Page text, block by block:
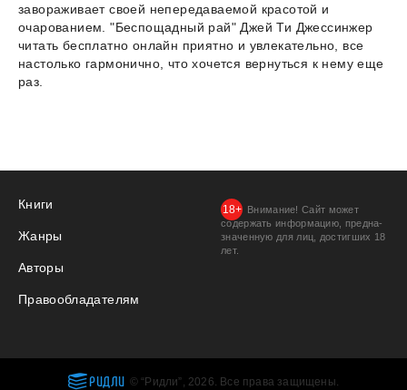
завораживает своей непередаваемой красотой и
очарованием. "Беспощадный рай" Джей Ти Джессинжер
читать бесплатно онлайн приятно и увлекательно, все
настолько гармонично, что хочется вернуться к нему еще
раз.
Книги
Жанры
Авторы
Правообладателям
Внимание! Сайт может
содержать информацию, предна­
значенную для лиц, дости­гших 18
лет.
РИДЛИ © “Ридли”, 2026. Все права защищены.